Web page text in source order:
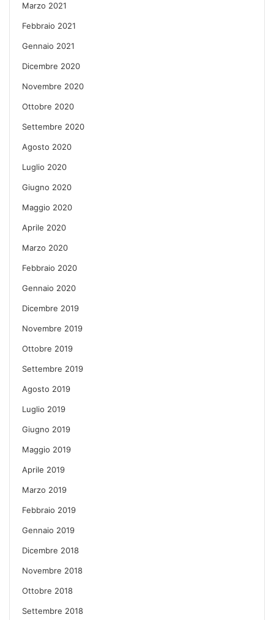
Marzo 2021
Febbraio 2021
Gennaio 2021
Dicembre 2020
Novembre 2020
Ottobre 2020
Settembre 2020
Agosto 2020
Luglio 2020
Giugno 2020
Maggio 2020
Aprile 2020
Marzo 2020
Febbraio 2020
Gennaio 2020
Dicembre 2019
Novembre 2019
Ottobre 2019
Settembre 2019
Agosto 2019
Luglio 2019
Giugno 2019
Maggio 2019
Aprile 2019
Marzo 2019
Febbraio 2019
Gennaio 2019
Dicembre 2018
Novembre 2018
Ottobre 2018
Settembre 2018